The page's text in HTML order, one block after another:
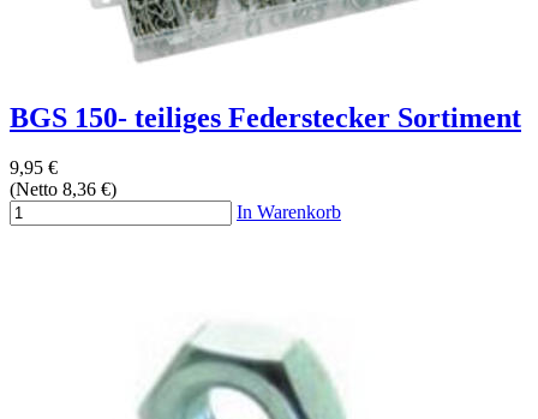
BGS 150- teiliges Federstecker Sortiment
9,95 €
(Netto 8,36 €)
In Warenkorb